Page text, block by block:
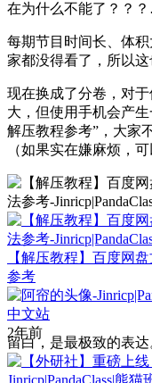
在为什么不能了？？
每期节目时间长、体
家都没得看了，所以这
现在换成了分卷，对
大，但使用手机会产
解压教程参考”，大家
（如果实在嫌麻烦，可
【解压教程】百度网
参考
2年前
留白，是最极致的表达